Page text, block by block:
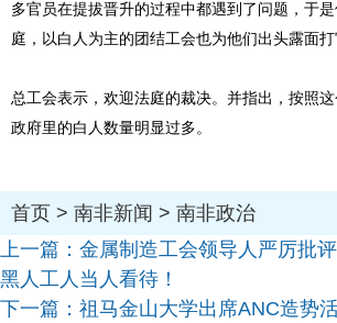
多官员在提拔晋升的过程中都遇到了问题，于
庭，以白人为主的团结工会也为他们出头露面打
总工会表示，欢迎法庭的裁决。并指出，按照
政府里的白人数量明显过多。
首页 > 南非新闻 > 南非政治
上一篇： 金属制造工会领导人严厉批
黑人工人当人看待！
下一篇： 祖马金山大学出席ANC造势